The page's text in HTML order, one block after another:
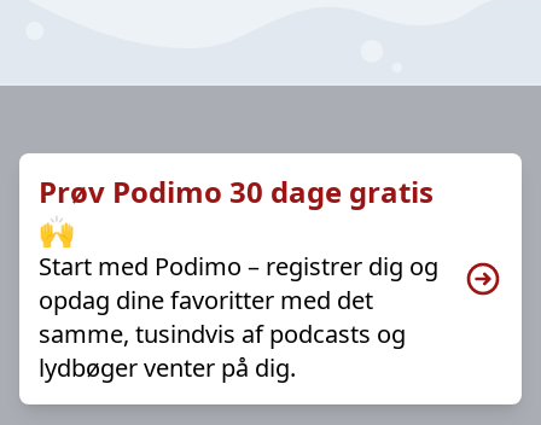
Prøv Podimo 30 dage gratis
🙌
Start med Podimo – registrer dig og
opdag dine favoritter med det
samme, tusindvis af podcasts og
lydbøger venter på dig.